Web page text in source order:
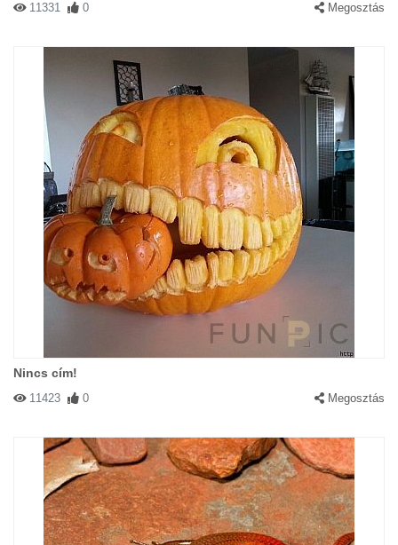
11331 0 Megosztás
Nincs cím!
11423 0 Megosztás